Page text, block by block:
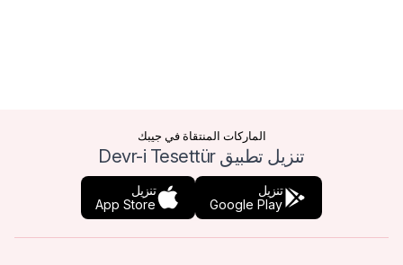
الماركات المنتقاة في جيبك
تنزيل تطبيق Devr-i Tesettür
تنزيل
Google Play
تنزيل
App Store